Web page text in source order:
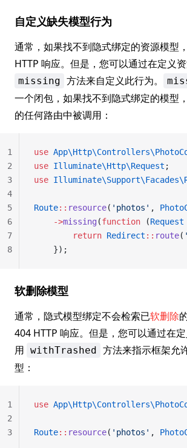
自定义缺失模型行为
通常，如果找不到隐式绑定的资源模型
HTTP 响应。但是，您可以通过在定义
missing 方法来自定义此行为。
一个闭包，如果找不到隐式绑定的模型
的任何路由中被调用：
use
use Illuminate\Http\Request ;
use
Route:: resource( 'photos' ,
    ->
missing (function (Request
        return
Redirect :: route(
    });
1
2
3
4
5
6
7
8
软删除模型
通常，隐式模型绑定不会检索已软删除
404 HTTP 响应。但是，您可以通过在
用 withTrashed 方法来指示框架允
型：
use
Route:: resource( 'photos' ,
1
2
3